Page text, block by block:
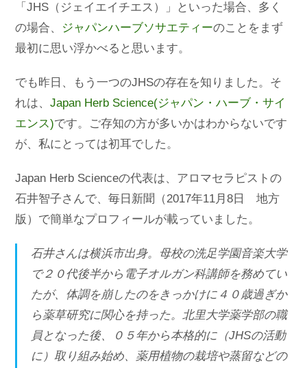
「JHS（ジェイエイチエス）」といった場合、多く
の場合、 ジャパンハーブソサエティーのことをまず
最初に思い浮かべると思います。
でも昨日、もう一つのJHSの存在を知りました。そ
れは、Japan Herb Science(ジャパン・ハーブ・サイ
エンス)です。ご存知の方が多いかはわからないです
が、私にとっては初耳でした。
Japan Herb Scienceの代表は、アロマセラピストの
石井智子さんで、毎日新聞（2017年11月8日 地方
版）で簡単なプロフィールが載っていました。
石井さんは横浜市出身。母校の洗足学園音楽大学
で２０代後半から電子オルガン科講師を務めてい
たが、体調を崩したのをきっかけに４０歳過ぎか
ら薬草研究に関心を持った。北里大学薬学部の職
員となった後、０５年から本格的に（JHSの活動
に）取り組み始め、薬用植物の栽培や蒸留などの